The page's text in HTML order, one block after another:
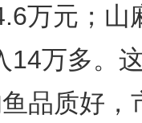
万元；山
14万多。
品质好，